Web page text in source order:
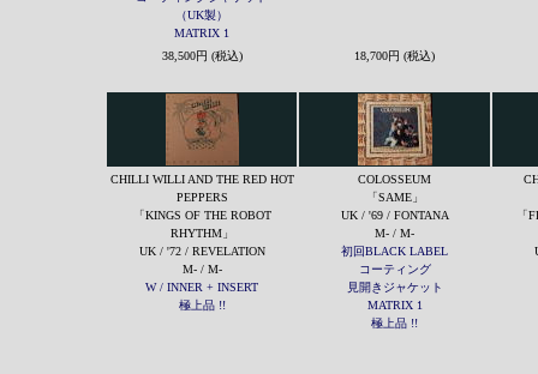
（UK製）
MATRIX 1
38,500円 (税込) 18,700円 (税込)
CHILLI WILLI AND THE RED HOT
PEPPERS
「KINGS OF THE ROBOT
RHYTHM」
UK / '72 / REVELATION
M- / M-
W / INNER + INSERT
極上品 !!
COLOSSEUM
「SAME」
UK / '69 / FONTANA
M- / M-
初回BLACK LABEL
コーティング
見開きジャケット
MATRIX 1
極上品 !!
「